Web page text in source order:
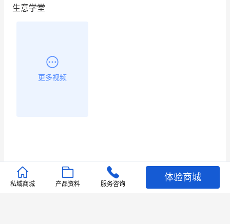
生意学堂
更多视频
推荐文章
私域商城 产品资料 服务咨询
体验商城